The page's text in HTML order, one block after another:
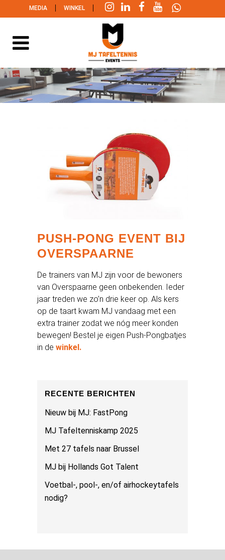
MEDIA | WINKEL |
PUSH-PONG EVENT BIJ
OVERSPAARNE
De trainers van MJ zijn voor de bewoners
van Overspaarne geen onbekenden. Ieder
jaar treden we zo’n drie keer op. Als kers
op de taart kwam MJ vandaag met een
extra trainer zodat we nóg meer konden
bewegen! Bestel je eigen Push-Pongbatjes
in de winkel.
RECENTE BERICHTEN
Nieuw bij MJ: FastPong
MJ Tafeltenniskamp 2025
Met 27 tafels naar Brussel
MJ bij Hollands Got Talent
Voetbal-, pool-, en/of airhockeytafels
nodig?